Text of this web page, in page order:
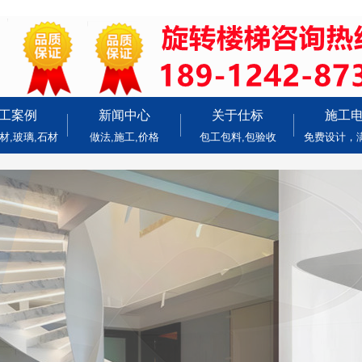
案例
,玻璃,石材
新闻中心
做法,施工,价格
关于仕标
包工包料,包验收
施工
免费设计，